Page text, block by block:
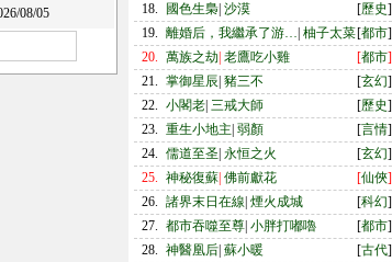
08/05
18.
國色生梟 沙漠 [歷史]
19. 離婚后，我繼承了游… 柚子太菜[都市]
20. 萬族之劫 老鷹吃小雞 [都市]
21. 掌御星辰 豬三不 [玄幻]
22. 小閣老 三戒大師 [歷史]
23. 重生小地主 弱顏 [言情]
24. 儒道至圣 永恒之火 [玄幻]
25. 神秘復蘇 佛前獻花 [仙俠]
26. 諸界末日在線 煙火成城 [科幻]
27. 都市吞噬至尊 小胖打嘟嚕 [都市]
28. 神醫凰后 蘇小暖 [古代]